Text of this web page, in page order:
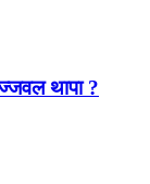
थापा ?